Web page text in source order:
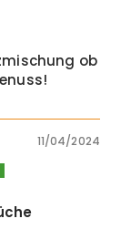
ob
11/04/2024